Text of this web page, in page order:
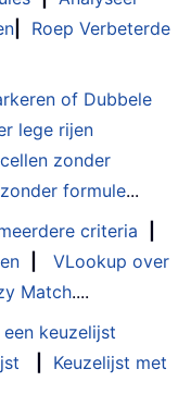
Roep Verbeterde
of Dubbele
lege rijen
zonder
formule...
criteria
VLookup over
Match....
een keuzelijst
Keuzelijst met